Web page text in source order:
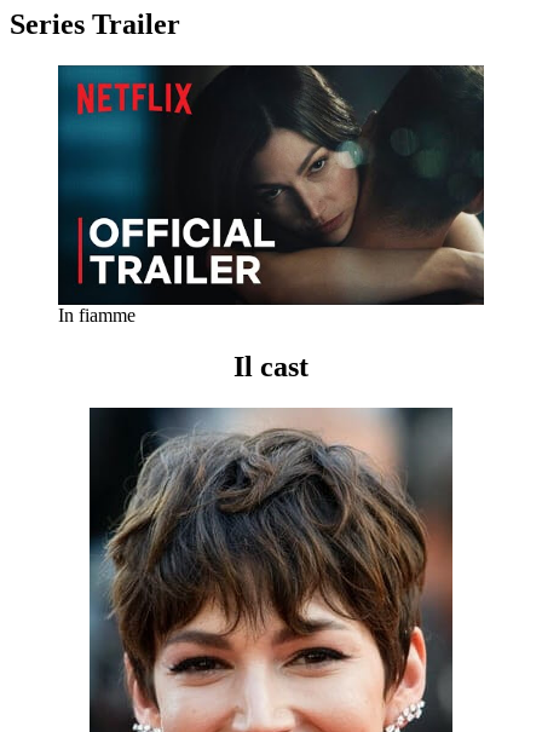
Series Trailer
In fiamme
Il cast